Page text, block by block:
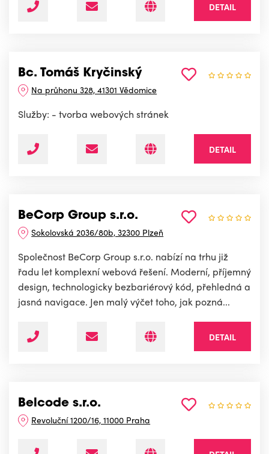
DETAIL
Bc. Tomáš Kryčinský
Na průhonu 328, 41301 Vědomice
Služby: - tvorba webových stránek
DETAIL
BeCorp Group s.r.o.
Sokolovská 2036/80b, 32300 Plzeň
Společnost BeCorp Group s.r.o. nabízí na trhu již
řadu let komplexní webová řešení. Moderní, příjemný
design, technologicky bezbariérový kód, přehledná a
jasná navigace. Jen malý výčet toho, jak pozná...
DETAIL
Belcode s.r.o.
Revoluční 1200/16, 11000 Praha